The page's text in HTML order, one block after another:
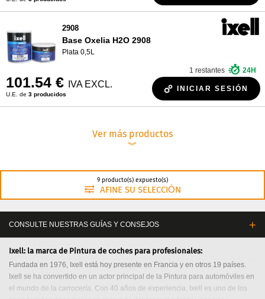
2908
Base Oxelia H2O 2908
Plata 0,5L
101.54 € IVA EXCL.
U.E. de 3 producidos
1 restantes 24H
INICIAR SESIÓN
Ver más productos
︾
9 producto(s) expuesto(s)
AFINE SU SELECCIÓN
CONSULTE NUESTRAS GUÍAS Y CONSEJOS
Ixell: la marca de Pintura de coches para profesionales:
Fundada en 1976, Ixell está hoy presente en Francia y en otros 19 países.
Ixell se ha convertido en un actor principal de la Pintura para automóviles en
el mundo de la carrocería. Con 40 años de experiencia, Ixell es uno de los